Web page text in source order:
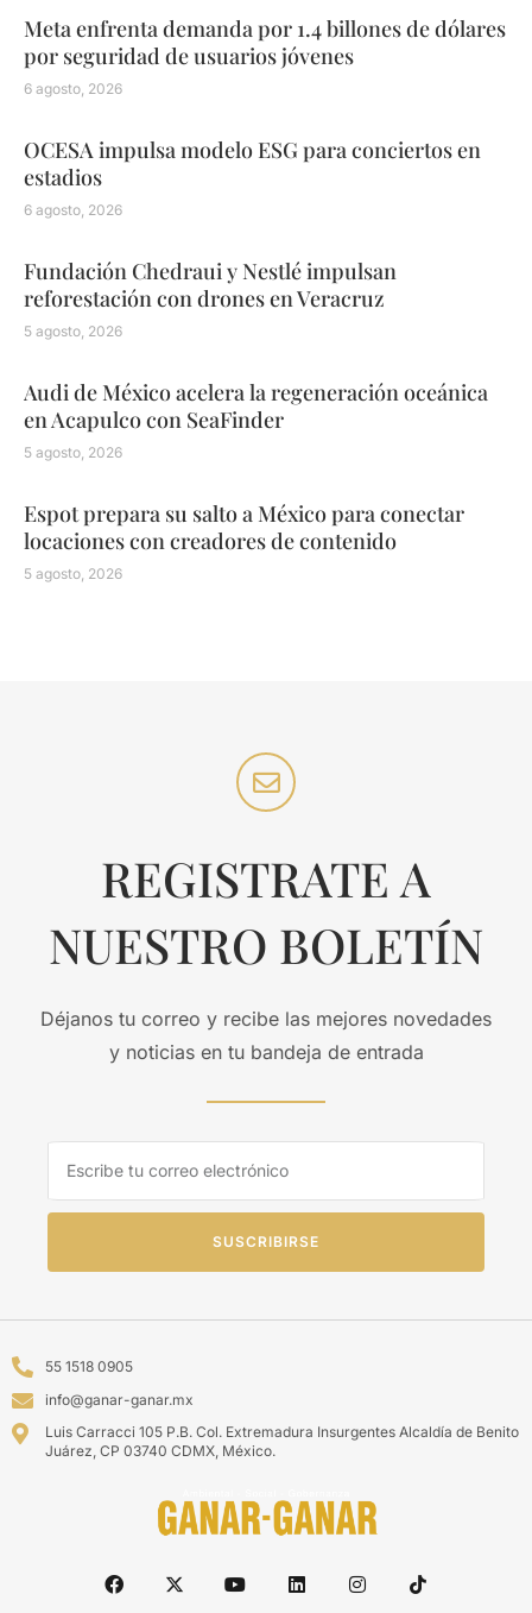
Meta enfrenta demanda por 1.4 billones de dólares
por seguridad de usuarios jóvenes
6 agosto, 2026
OCESA impulsa modelo ESG para conciertos en
estadios
6 agosto, 2026
Fundación Chedraui y Nestlé impulsan
reforestación con drones en Veracruz
5 agosto, 2026
Audi de México acelera la regeneración oceánica
en Acapulco con SeaFinder
5 agosto, 2026
Espot prepara su salto a México para conectar
locaciones con creadores de contenido
5 agosto, 2026
REGISTRATE A
NUESTRO BOLETÍN
Déjanos tu correo y recibe las mejores novedades
y noticias en tu bandeja de entrada
SUSCRIBIRSE
55 1518 0905
info@ganar-ganar.mx
Luis Carracci 105 P.B. Col. Extremadura Insurgentes Alcaldía de Benito
Juárez, CP 03740 CDMX, México.